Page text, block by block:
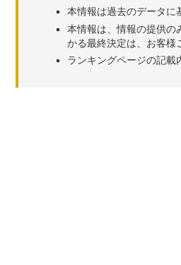
本情報は過去のデータに
本情報は、情報の提供の
かる最終決定は、お客様
ランキングページの記載